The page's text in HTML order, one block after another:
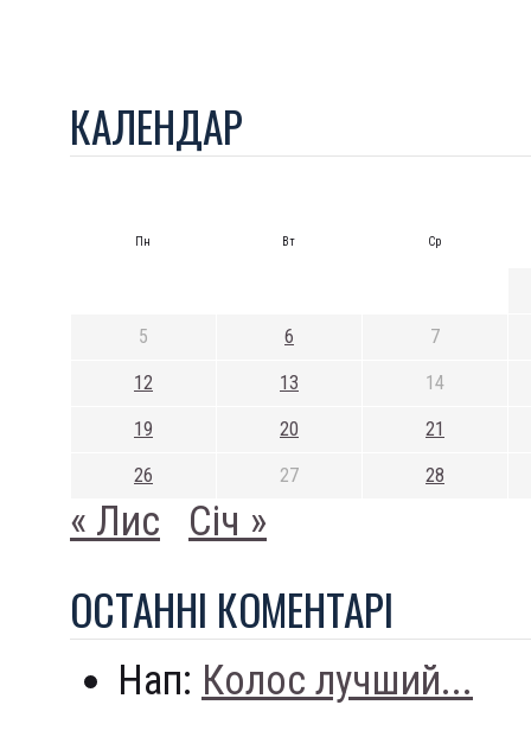
КАЛЕНДАР
Пн Вт Ср
5 6 7
12 13 14
19 20 21
26 27 28
« Лис Січ »
ОСТАННI КОМЕНТАРI
Нап: Колос лучший...